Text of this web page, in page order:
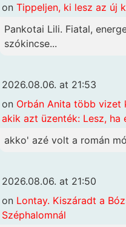
on Tippeljen, ki lesz az új
Pankotai Lili. Fiatal,
szókincse...
2026.08.06. at 21:53
on Orbán Anita több
akik azt üzenték: Lesz, ha
akko' azé volt a román
2026.08.06. at 21:50
on Lontay. Kiszáradt a
Széphalomnál